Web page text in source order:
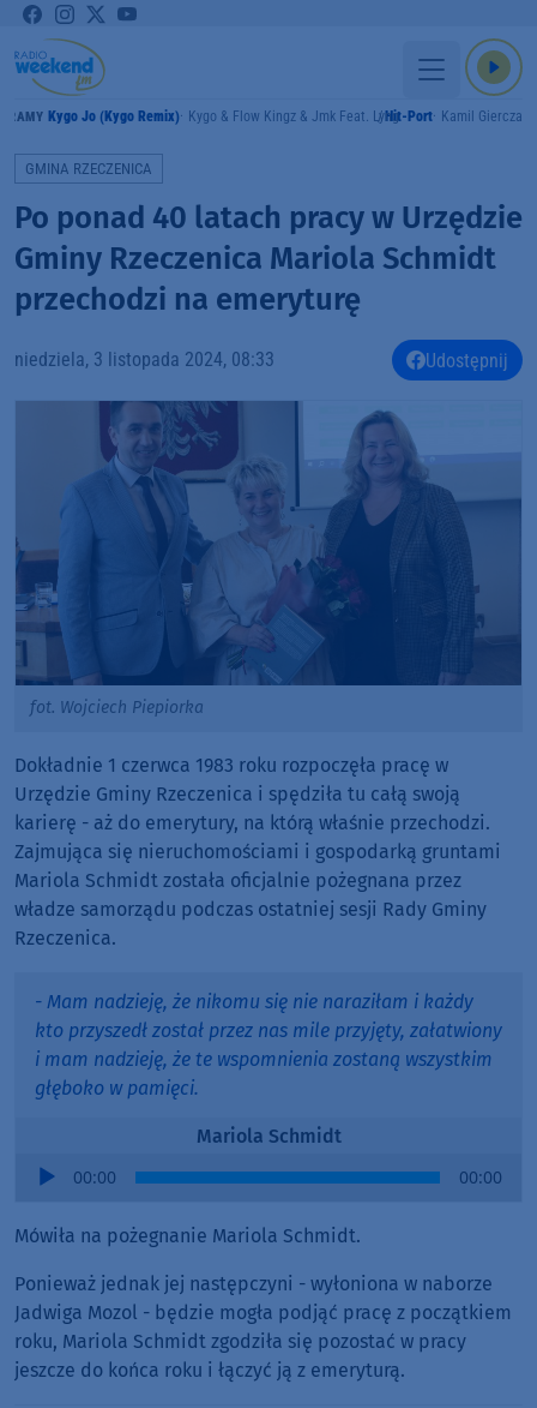
Kygo Jo (Kygo Remix) Kygo & Flow Kingz & Jmk Feat. LyngHit-Port Kamil Gierczak
GMINA RZECZENICA
Po ponad 40 latach pracy w Urzędzie
Gminy Rzeczenica Mariola Schmidt
przechodzi na emeryturę
niedziela, 3 listopada 2024, 08:33 Udostępnij
fot. Wojciech Piepiorka
Dokładnie 1 czerwca 1983 roku rozpoczęła pracę w
Urzędzie Gminy Rzeczenica i spędziła tu całą swoją
karierę - aż do emerytury, na którą właśnie przechodzi.
Zajmująca się nieruchomościami i gospodarką gruntami
Mariola Schmidt została oficjalnie pożegnana przez
władze samorządu podczas ostatniej sesji Rady Gminy
Rzeczenica.
- Mam nadzieję, że nikomu się nie naraziłam i każdy
kto przyszedł został przez nas mile przyjęty, załatwiony
i mam nadzieję, że te wspomnienia zostaną wszystkim
głęboko w pamięci.
Mariola Schmidt
Audio
00:00 00:00
Mówiła na pożegnanie Mariola Schmidt.
Ponieważ jednak jej następczyni - wyłoniona w naborze
Jadwiga Mozol - będzie mogła podjąć pracę z początkiem
roku, Mariola Schmidt zgodziła się pozostać w pracy
jeszcze do końca roku i łączyć ją z emeryturą.